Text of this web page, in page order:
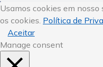
Usamos cookies em
os cookies. Política de
Aceitar
Manage consent